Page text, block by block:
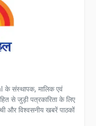
संस्थापक, मालिक एवं
से जुड़ी पत्रकारिता के लिए
और विश्वसनीय खबरें पाठकों